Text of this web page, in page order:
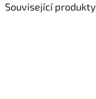
Související produkty